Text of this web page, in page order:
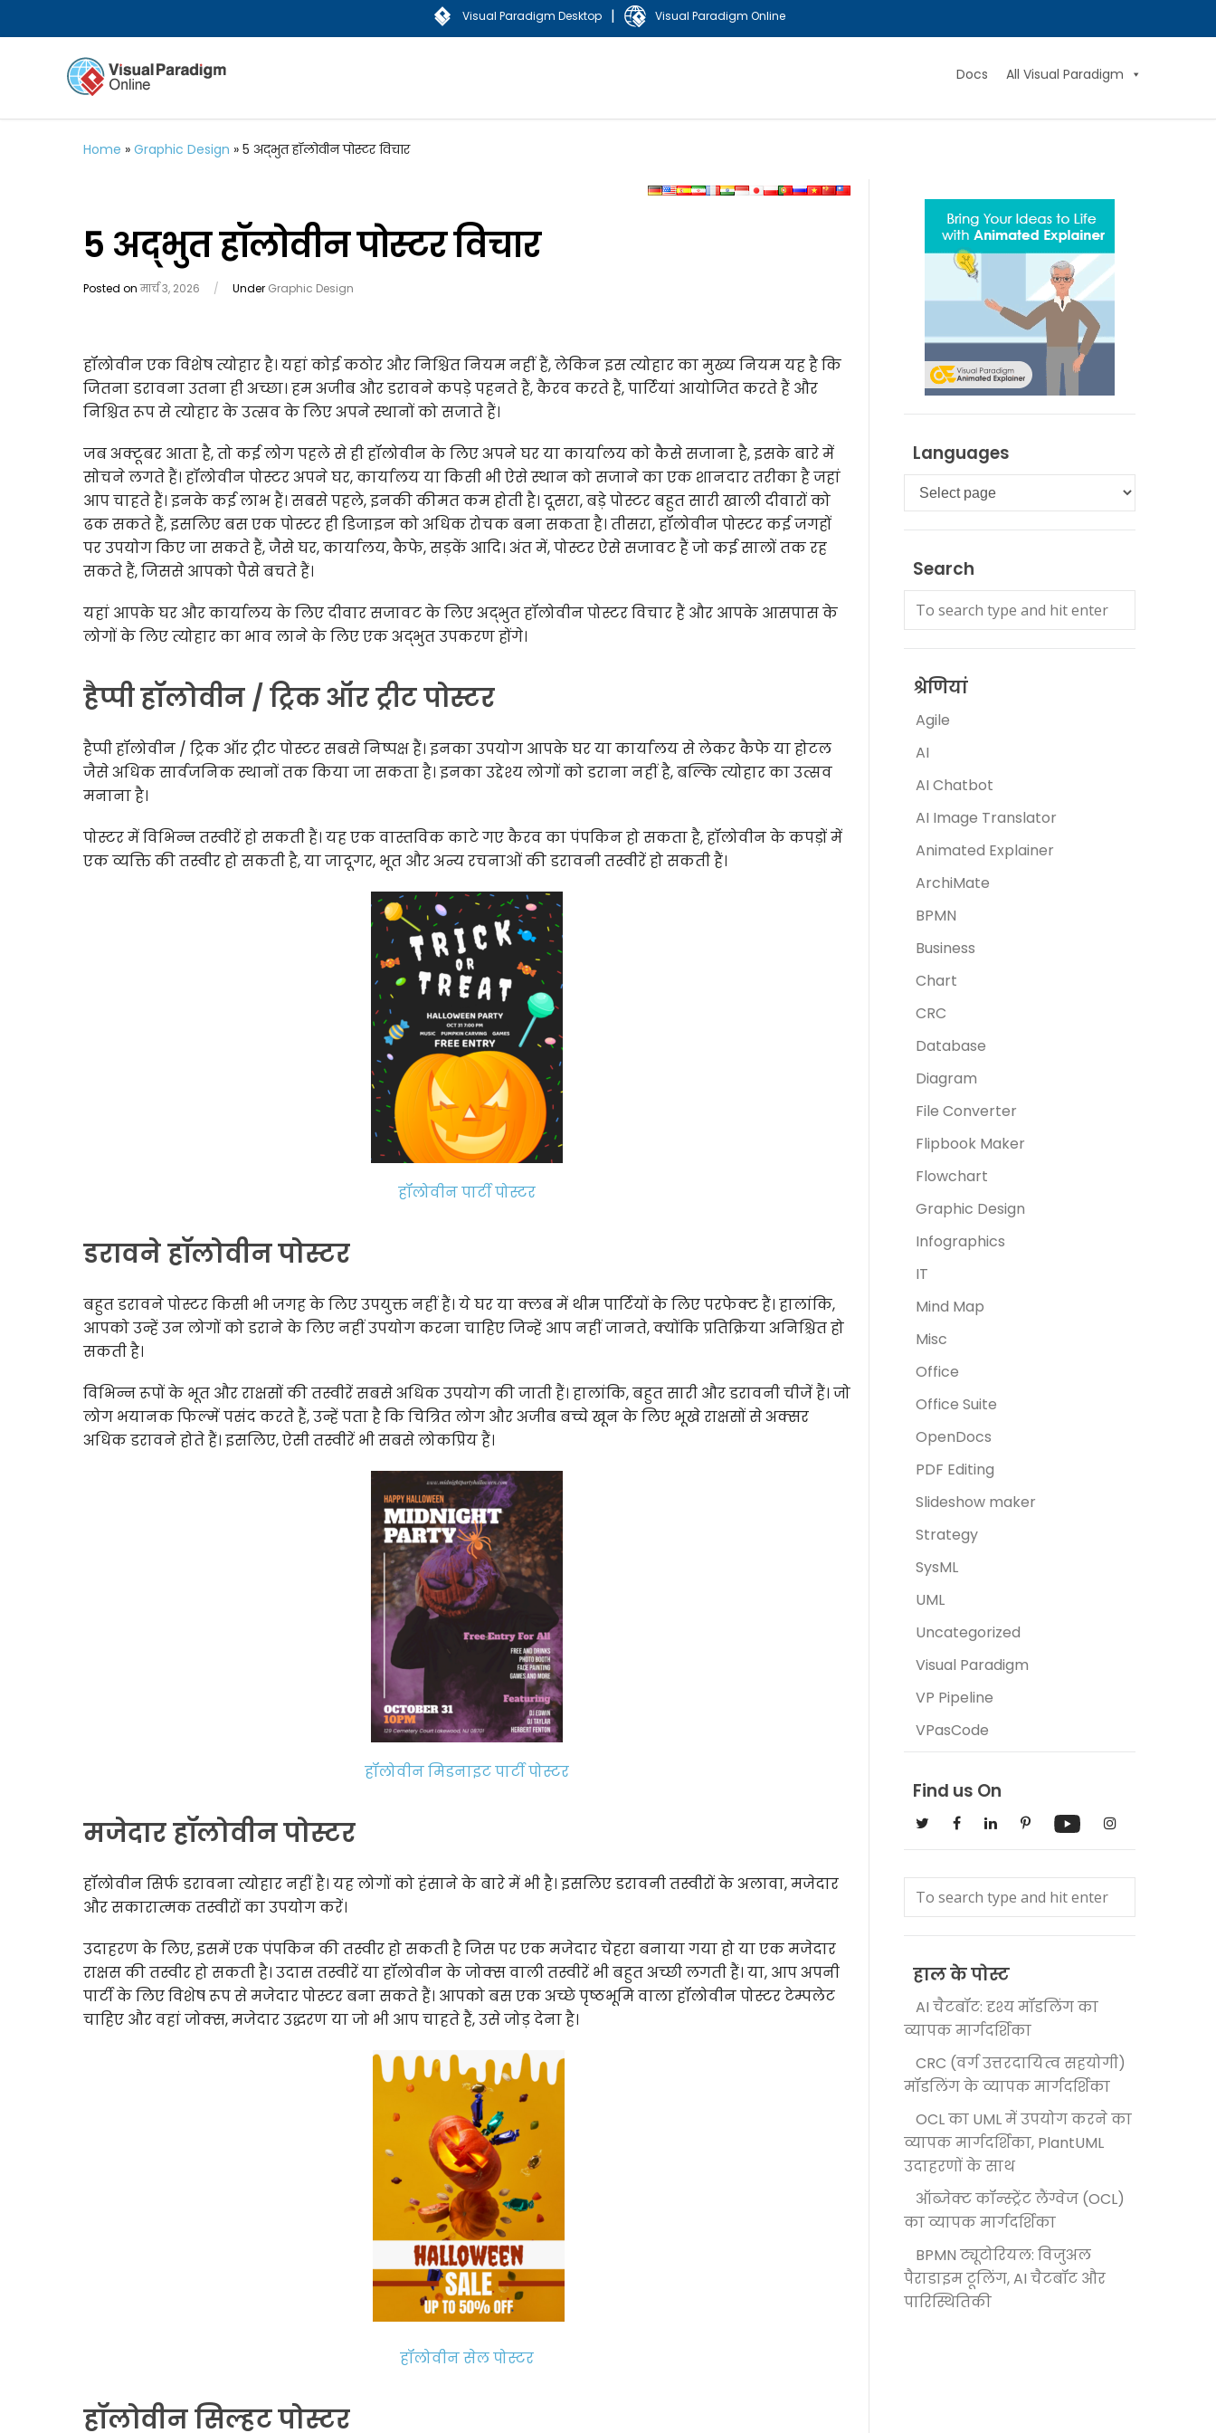
Visual Paradigm Desktop | Visual Paradigm Online
Docs All Visual Paradigm
Home » Graphic Design » 5 अद्भुत हॉलोवीन पोस्टर विचार
5 अद्भुत हॉलोवीन पोस्टर विचार
Posted onमार्च 3, 2026 / Under Graphic Design
हॉलोवीन एक विशेष त्योहार है। यहां कोई कठोर और निश्चित नियम नहीं हैं, लेकिन इस त्योहार का मुख्य नियम यह है कि
जितना डरावना उतना ही अच्छा। हम अजीब और डरावने कपड़े पहनते हैं, कैरव करते हैं, पार्टियां आयोजित करते हैं और
निश्चित रूप से त्योहार के उत्सव के लिए अपने स्थानों को सजाते हैं।
जब अक्टूबर आता है, तो कई लोग पहले से ही हॉलोवीन के लिए अपने घर या कार्यालय को कैसे सजाना है, इसके बारे में
सोचने लगते हैं। हॉलोवीन पोस्टर अपने घर, कार्यालय या किसी भी ऐसे स्थान को सजाने का एक शानदार तरीका है जहां
आप चाहते हैं। इनके कई लाभ हैं। सबसे पहले, इनकी कीमत कम होती है। दूसरा, बड़े पोस्टर बहुत सारी खाली दीवारों को
ढक सकते हैं, इसलिए बस एक पोस्टर ही डिजाइन को अधिक रोचक बना सकता है। तीसरा, हॉलोवीन पोस्टर कई जगहों
पर उपयोग किए जा सकते हैं, जैसे घर, कार्यालय, कैफे, सड़कें आदि। अंत में, पोस्टर ऐसे सजावट हैं जो कई सालों तक रह
सकते हैं, जिससे आपको पैसे बचते हैं।
यहां आपके घर और कार्यालय के लिए दीवार सजावट के लिए अद्भुत हॉलोवीन पोस्टर विचार हैं और आपके आसपास के
लोगों के लिए त्योहार का भाव लाने के लिए एक अद्भुत उपकरण होंगे।
हैप्पी हॉलोवीन / ट्रिक ऑर ट्रीट पोस्टर
हैप्पी हॉलोवीन / ट्रिक ऑर ट्रीट पोस्टर सबसे निष्पक्ष हैं। इनका उपयोग आपके घर या कार्यालय से लेकर कैफे या होटल
जैसे अधिक सार्वजनिक स्थानों तक किया जा सकता है। इनका उद्देश्य लोगों को डराना नहीं है, बल्कि त्योहार का उत्सव
मनाना है।
पोस्टर में विभिन्न तस्वीरें हो सकती हैं। यह एक वास्तविक काटे गए कैरव का पंपकिन हो सकता है, हॉलोवीन के कपड़ों में
एक व्यक्ति की तस्वीर हो सकती है, या जादूगर, भूत और अन्य रचनाओं की डरावनी तस्वीरें हो सकती हैं।
हॉलोवीन पार्टी पोस्टर
डरावने हॉलोवीन पोस्टर
बहुत डरावने पोस्टर किसी भी जगह के लिए उपयुक्त नहीं हैं। ये घर या क्लब में थीम पार्टियों के लिए परफेक्ट हैं। हालांकि,
आपको उन्हें उन लोगों को डराने के लिए नहीं उपयोग करना चाहिए जिन्हें आप नहीं जानते, क्योंकि प्रतिक्रिया अनिश्चित हो
सकती है।
विभिन्न रूपों के भूत और राक्षसों की तस्वीरें सबसे अधिक उपयोग की जाती हैं। हालांकि, बहुत सारी और डरावनी चीजें हैं। जो
लोग भयानक फिल्में पसंद करते हैं, उन्हें पता है कि चित्रित लोग और अजीब बच्चे खून के लिए भूखे राक्षसों से अक्सर
अधिक डरावने होते हैं। इसलिए, ऐसी तस्वीरें भी सबसे लोकप्रिय हैं।
हॉलोवीन मिडनाइट पार्टी पोस्टर
मजेदार हॉलोवीन पोस्टर
हॉलोवीन सिर्फ डरावना त्योहार नहीं है। यह लोगों को हंसाने के बारे में भी है। इसलिए डरावनी तस्वीरों के अलावा, मजेदार
और सकारात्मक तस्वीरों का उपयोग करें।
उदाहरण के लिए, इसमें एक पंपकिन की तस्वीर हो सकती है जिस पर एक मजेदार चेहरा बनाया गया हो या एक मजेदार
राक्षस की तस्वीर हो सकती है। उदास तस्वीरें या हॉलोवीन के जोक्स वाली तस्वीरें भी बहुत अच्छी लगती हैं। या, आप अपनी
पार्टी के लिए विशेष रूप से मजेदार पोस्टर बना सकते हैं। आपको बस एक अच्छे पृष्ठभूमि वाला हॉलोवीन पोस्टर टेम्पलेट
चाहिए और वहां जोक्स, मजेदार उद्धरण या जो भी आप चाहते हैं, उसे जोड़ देना है।
हॉलोवीन सेल पोस्टर
हॉलोवीन सिल्हूट पोस्टर
Languages
Languages
Search
श्रेणियां
Agile
AI
AI Chatbot
AI Image Translator
Animated Explainer
ArchiMate
BPMN
Business
Chart
CRC
Database
Diagram
File Converter
Flipbook Maker
Flowchart
Graphic Design
Infographics
IT
Mind Map
Misc
Office
Office Suite
OpenDocs
PDF Editing
Slideshow maker
Strategy
SysML
UML
Uncategorized
Visual Paradigm
VP Pipeline
VPasCode
Find us On
हाल के पोस्ट
AI चैटबॉट: दृश्य मॉडलिंग का
व्यापक मार्गदर्शिका
CRC (वर्ग उत्तरदायित्व सहयोगी)
मॉडलिंग के व्यापक मार्गदर्शिका
OCL का UML में उपयोग करने का
व्यापक मार्गदर्शिका, PlantUML
उदाहरणों के साथ
ऑब्जेक्ट कॉन्स्ट्रेंट लैंग्वेज (OCL)
का व्यापक मार्गदर्शिका
BPMN ट्यूटोरियल: विजुअल
पैराडाइम टूलिंग, AI चैटबॉट और
पारिस्थितिकी